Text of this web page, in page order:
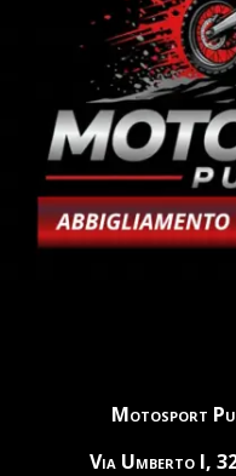
Motosport
Via Umberto I,